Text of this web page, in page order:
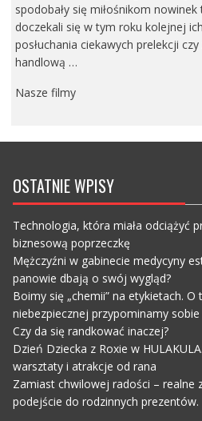
spodobały się miłośnikom
doczekali się w tym roku kolejnej
posłuchania ciekawych prelekcji
handlową …
Nasze filmy
OSTATNIE WPISY
Technologia, która miała odciążyć
biznesową poprzeczkę
Mężczyźni w gabinecie medycyny
panowie dbają o swój wygląd?
Boimy się „chemii” na etykietach. O
niebezpiecznej przypominamy
Czy da się randkować inaczej?
Dzień Dziecka z Roxie w
warsztaty i atrakcje od rana
Zamiast chwilowej radości – realne
podejście do rodzinnych prezentów.